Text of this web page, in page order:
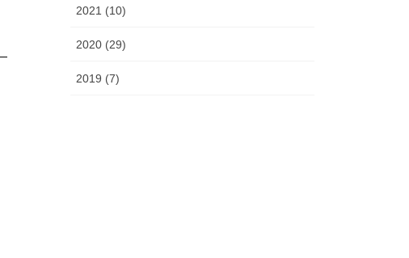
2021 (10)
2020 (29)
2019 (7)